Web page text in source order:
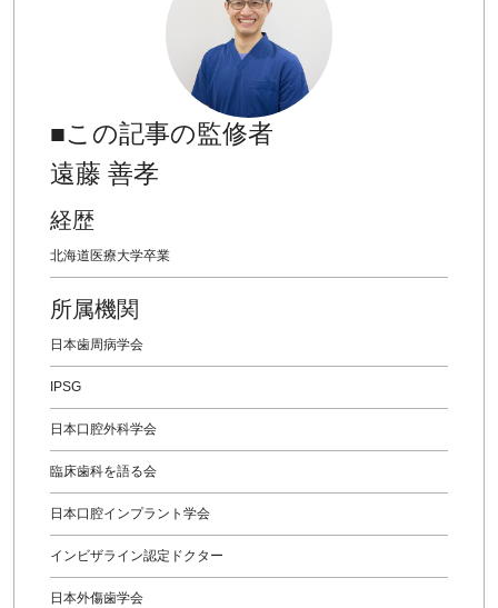
■この記事の監修者
遠藤 善孝
経歴
北海道医療大学卒業
所属機関
日本歯周病学会
IPSG
日本口腔外科学会
臨床歯科を語る会
日本口腔インプラント学会
インビザライン認定ドクター
日本外傷歯学会